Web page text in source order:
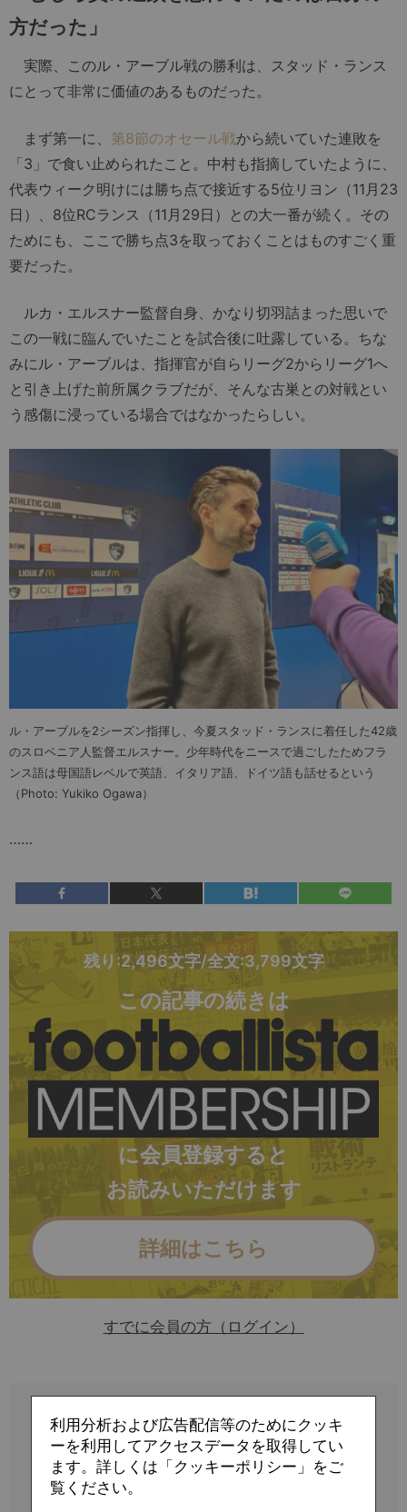
方だった」
実際、このル・アーブル戦の勝利は、スタッド・ランス
にとって非常に価値のあるものだった。
まず第一に、 第8節のオセール戦から続いていた連敗を
「3」で食い止められたこと。中村も指摘していたように、
代表ウィーク明けには勝ち点で接近する5位リヨン（11月23
日）、8位RCランス（11月29日）との大一番が続く。その
ためにも、ここで勝ち点3を取っておくことはものすごく重
要だった。
ルカ・エルスナー監督自身、かなり切羽詰まった思いで
この一戦に臨んでいたことを試合後に吐露している。ちな
みにル・アーブルは、指揮官が自らリーグ2からリーグ1へ
と引き上げた前所属クラブだが、そんな古巣との対戦とい
う感傷に浸っている場合ではなかったらしい。
ル・アーブルを2シーズン指揮し、今夏スタッド・ランスに着任した42歳
のスロベニア人監督エルスナー。少年時代をニースで過ごしたためフラ
ンス語は母国語レベルで英語、イタリア語、ドイツ語も話せるという
（Photo: Yukiko Ogawa）
……
残り:2,496文字/全文:3,799文字
この記事の続きは
に会員登録すると
お読みいただけます
詳細はこちら
すでに会員の方（ログイン）
利用分析および広告配信等のためにクッキ
ーを利用してアクセスデータを取得してい
ます。詳しくは「クッキーポリシー」をご
覧ください。